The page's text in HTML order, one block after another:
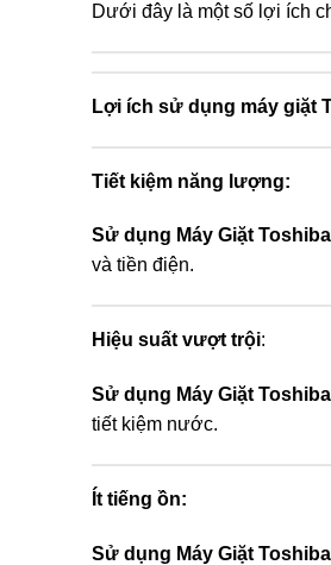
Dưới đây là một số lợi ích
Lợi ích sử dụng máy giặt
Tiết kiệm năng lượng:
Sử dụng Máy Giặt
và tiền điện.
Hiệu suất vượt trội:
Sử dụng Máy Giặt
tiết kiệm nước.
Ít tiếng ồn:
Sử dụng Máy Giặt Toshiba